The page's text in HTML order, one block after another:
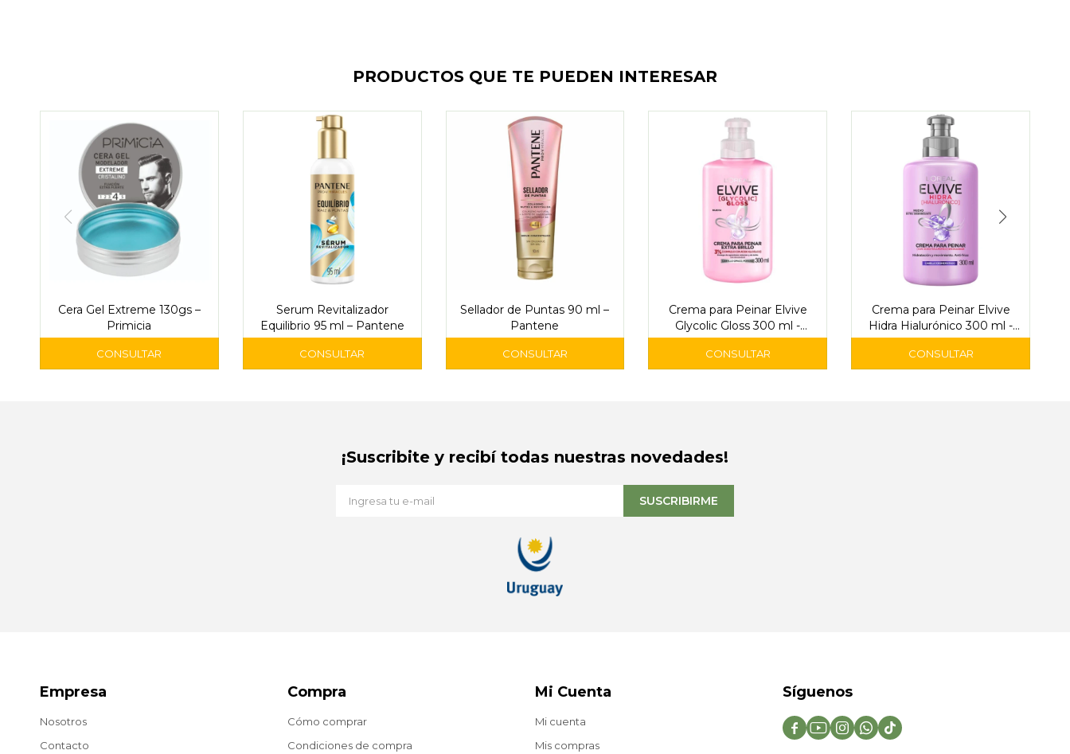
PRODUCTOS QUE TE PUEDEN INTERESAR
Cera Gel Extreme 130gs –
Primicia
Serum Revitalizador
Equilibrio 95 ml – Pantene
Sellador de Puntas 90 ml –
Pantene
Crema para Peinar Elvive
Glycolic Gloss 300 ml -
L'Oréal
Crema para Peinar Elvive
Hidra Hialurónico 300 ml -
L'Oréal
Empresa
Nosotros
Contacto
Compra
Cómo comprar
Condiciones de compra
Mi Cuenta
Mi cuenta
Mis compras
Síguenos
    
¡Suscribite y recibí todas nuestras novedades!
SUSCRIBIRME